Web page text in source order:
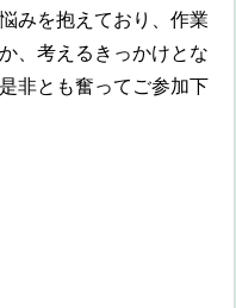
みを抱えており、作業
、考えるきっかけとな
非とも奮ってご参加下